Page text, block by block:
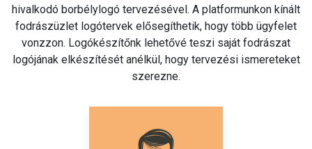
hivalkodó borbélylogó tervezésével. A platformunkon kínált
fodrászüzlet logótervek elősegíthetik, hogy több ügyfelet
vonzzon. Logókészítőnk lehetővé teszi saját fodrászat
logójának elkészítését anélkül, hogy tervezési ismereteket
szerezne.